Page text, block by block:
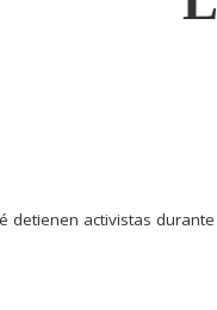
detienen activistas